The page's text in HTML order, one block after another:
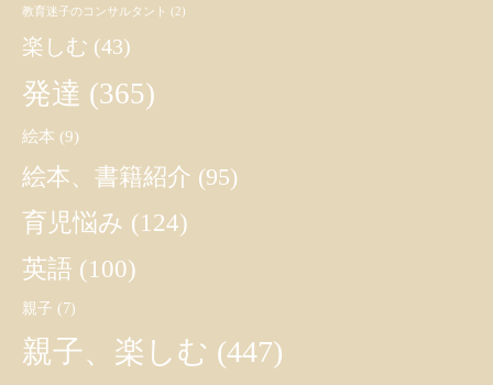
教育迷子のコンサルタント (2)
楽しむ (43)
発達 (365)
絵本 (9)
絵本、書籍紹介 (95)
育児悩み (124)
英語 (100)
親子 (7)
親子、楽しむ (447)